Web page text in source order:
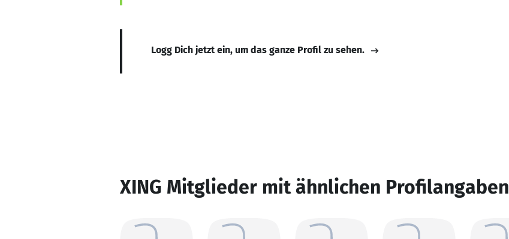
Logg Dich jetzt ein, um das ganze Profil zu sehen.
XING Mitglieder mit ähnlichen Profilangaben